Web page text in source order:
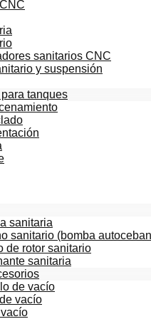
sanitarios CNC
y suspensión
tanques
sanitaria
sanitario (bomba
de rotor sanitario
sanitaria
de vacío
vacío